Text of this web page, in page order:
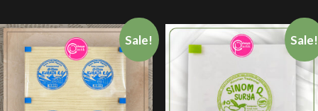
Sale! Sale!